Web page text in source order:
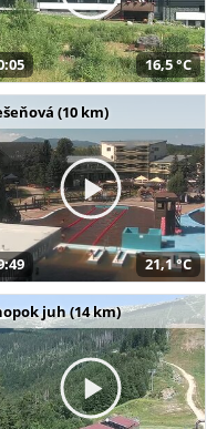
16,5 °C
(10 km)
21,1 °C
juh (14 km)